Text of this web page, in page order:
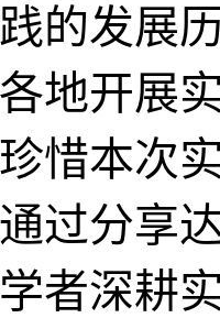
践的发展
各地开展
珍惜本次
通过分享
学者深耕